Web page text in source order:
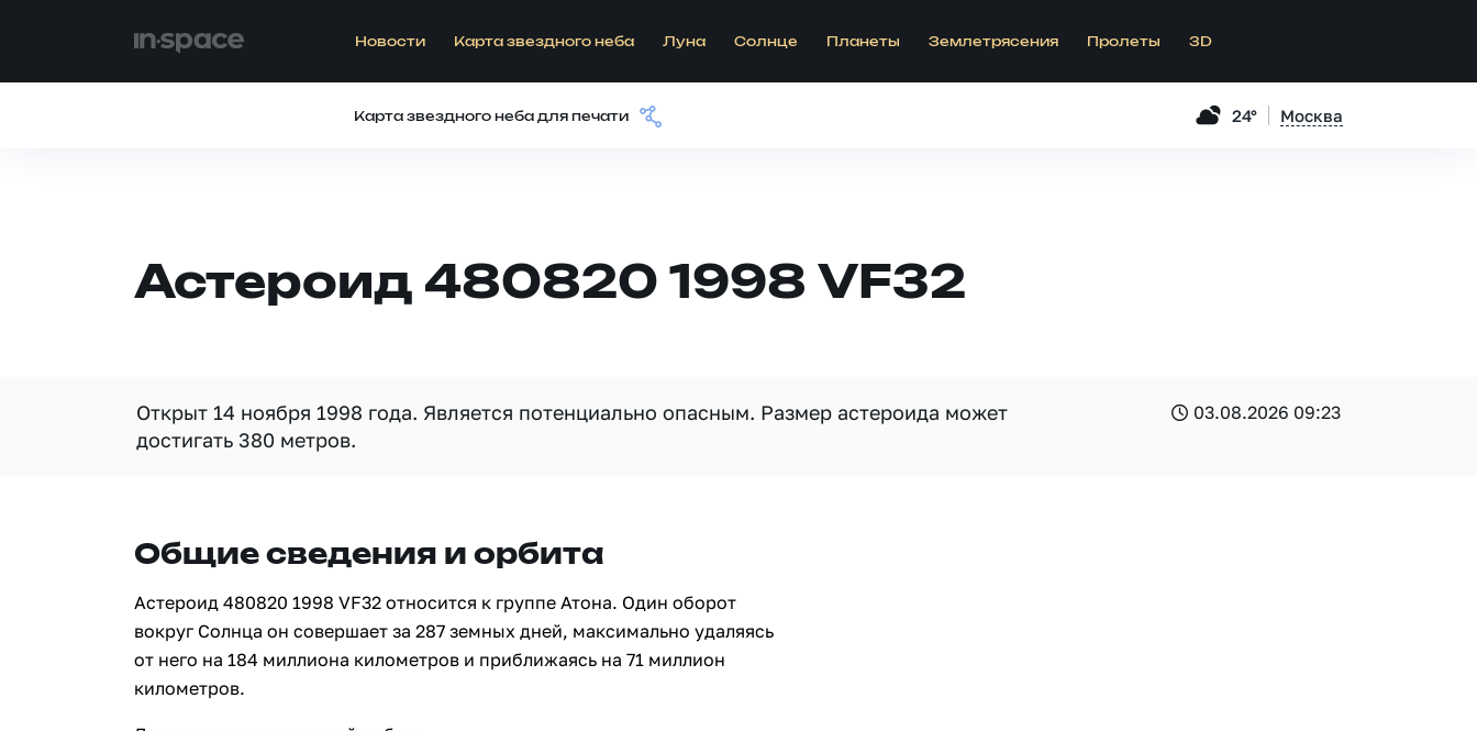
Новости Карта звездного неба Луна Солнце Планеты Землетрясения Пролеты 3D
Карта звездного неба для печати 24° Москва
Астероид 480820 1998 VF32
Открыт 14 ноября 1998 года. Является потенциально опасным. Размер астероида может
достигать 380 метров.
03.08.2026 09:23
Общие сведения и орбита
Астероид 480820 1998 VF32 относится к группе Атона. Один оборот
вокруг Солнца он совершает за 287 земных дней, максимально удаляясь
от него на 184 миллиона километров и приближаясь на 71 миллион
километров.